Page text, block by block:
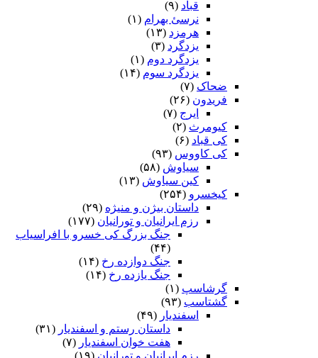
قباد (۹)
نرسئ بهرام‏ (۱)
هرمزد (۱۳)
یزدگرد (۳)
یزدگرد دوم (۱)
یزدگرد سوم (۱۴)
ضحاک (۷)
فریدون (۲۶)
ایرج (۷)
کیومرث (۲)
کی قباد (۶)
کی کاووس (۹۳)
سیاوش (۵۸)
کین سیاوش (۱۳)
کیخسرو (۲۵۴)
داستان بیژن و منیژه (۲۹)
رزم ایرانیان و تورانیان (۱۷۷)
جنگ بزرگ کی خسرو با افراسیاب
(۴۴)
جنگ دوازده رخ (۱۴)
جنگ یازده رخ (۱۴)
گرشاسپ (۱)
گشتاسب (۹۳)
اسفندیار (۴۹)
داستان رستم و اسفندیار (۳۱)
هفت خوان اسفندیار (۷)
رزم ایرانیان و تورانیان (۱۹)